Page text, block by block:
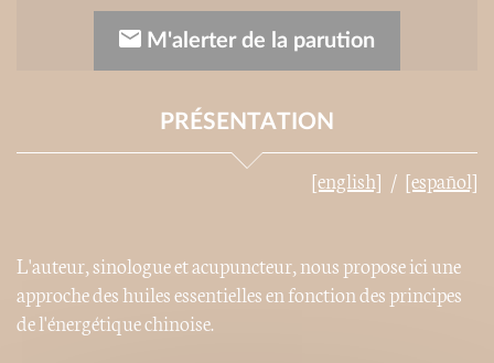
M'alerter de la parution
PRÉSENTATION
[english] [español]
L'auteur, sinologue et acupuncteur, nous propose ici une
approche des huiles essentielles en fonction des principes
de l'énergétique chinoise.